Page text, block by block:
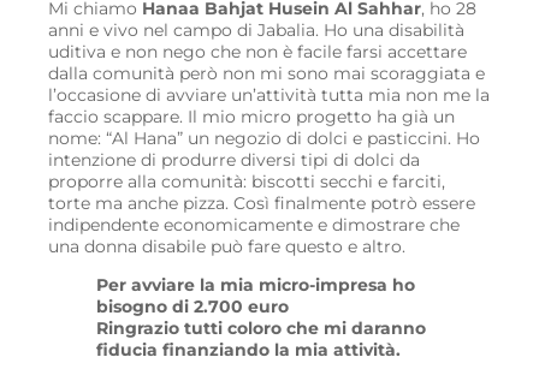
Mi chiamo Hanaa Bahjat Husein Al Sahhar, ho 28
anni e vivo nel campo di Jabalia. Ho una disabilità
uditiva e non nego che non è facile farsi accettare
dalla comunità però non mi sono mai scoraggiata e
l’occasione di avviare un’attività tutta mia non me la
faccio scappare. Il mio micro progetto ha già un
nome: “Al Hana” un negozio di dolci e pasticcini. Ho
intenzione di produrre diversi tipi di dolci da
proporre alla comunità: biscotti secchi e farciti,
torte ma anche pizza. Così finalmente potrò essere
indipendente economicamente e dimostrare che
una donna disabile può fare questo e altro.
Per avviare la mia micro-impresa ho
bisogno di 2.700 euro
Ringrazio tutti coloro che mi daranno
fiducia finanziando la mia attività.